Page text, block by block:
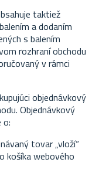
taktiež
a dodaním
s balením
rozhraní obchodu
v rámci
objednávkový
Objednávkový
o:
tovar „vloží“
košíka webového